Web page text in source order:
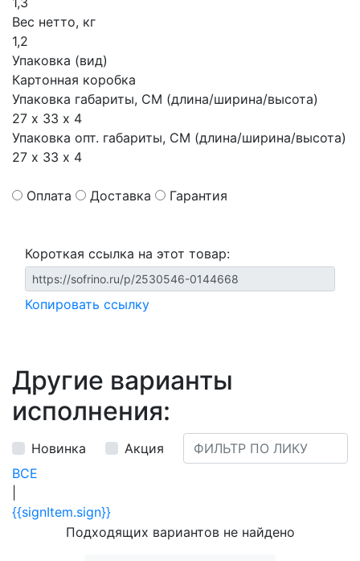
Вес нетто, кг
1,2
Упаковка (вид)
Картонная коробка
Упаковка габариты, СМ (длина/ширина/высота)
27 х 33 х 4
Упаковка опт. габариты, СМ (длина/ширина/высота)
27 х 33 х 4
Оплата Доставка Гарантия
Короткая ссылка на этот товар:
Копировать ссылку
Другие варианты
исполнения:
Новинка
Акция
ВСЕ
{{signItem.sign}}
Подходящих вариантов не найдено